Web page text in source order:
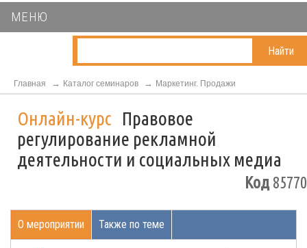
МЕНЮ
Найти
Главная Каталог семинаров Маркетинг. Продажи
Онлайн-курс Правовое
регулирование рекламной
деятельности и социальных медиа
Код85770
О мероприятии Также по теме